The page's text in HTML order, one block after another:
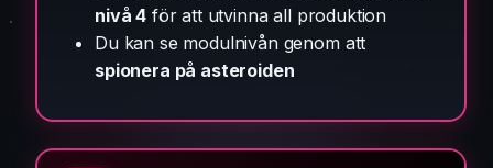
nivå 4 för att utvinna all produktion
Du kan se modulnivån genom att
spionera på asteroiden